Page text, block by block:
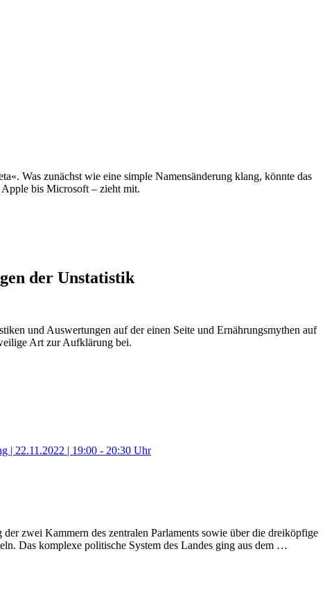
Was zunächst wie eine simple Namensänderung klang, könnte das
Apple bis Microsoft – zieht mit.
der Unstatistik
und Auswertungen auf der einen Seite und Ernährungsmythen auf
Art zur Aufklärung bei.
| 22.11.2022 | 19:00 - 20:30 Uhr
zwei Kammern des zentralen Parlaments sowie über die dreiköpfige
Das komplexe politische System des Landes ging aus dem …